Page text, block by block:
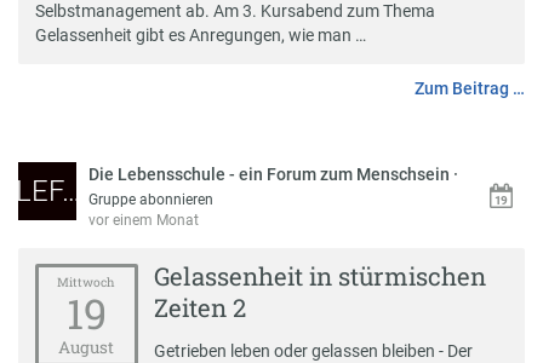
Selbstmanagement ab. Am 3. Kursabend zum Thema
Gelassenheit gibt es Anregungen, wie man …
Zum Beitrag …
LEF… Die Lebensschule - ein Forum zum Menschsein ·
Gruppe abonnieren
vor einem Monat
Mittwoch
19
August
Gelassenheit in stürmischen
Zeiten 2
Getrieben leben oder gelassen bleiben - Der